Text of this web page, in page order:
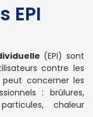
EPI
(EPI) sont
contre les
concerner les
: brûlures,
chaleur